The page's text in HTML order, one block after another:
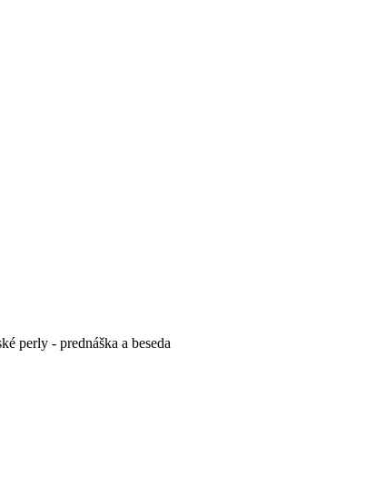
perly - prednáška a beseda